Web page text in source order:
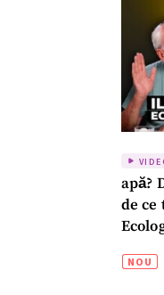
apă?
de ce
NOU
+ Numele meu
+ Emailul meu